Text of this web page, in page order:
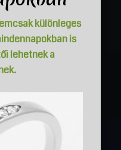
különleges
is
lehetnek a